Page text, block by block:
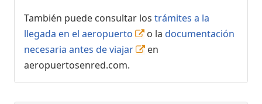
También puede consultar los trámites a la
llegada en el aeropuerto
o la documentación
necesaria antes de viajar
en
aeropuertosenred.com.